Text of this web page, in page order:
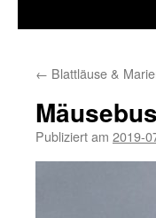
← Blattläuse &
Publiziert am 2019-